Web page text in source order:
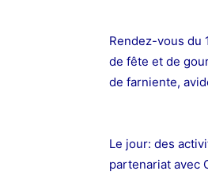
Rendez-vous du
de fête et de
de farniente,
Le jour: des
partenariat avec